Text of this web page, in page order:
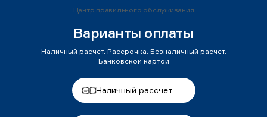
Центр правильного обслуживания
Варианты оплаты
Наличный расчет. Рассрочка. Безналичный расчет.
Банковской картой
Наличный рассчет